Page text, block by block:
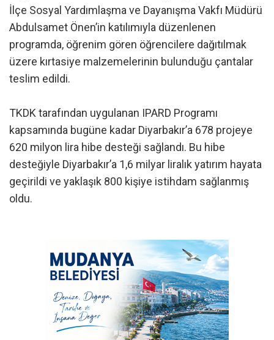
İlçe Sosyal Yardımlaşma ve Dayanışma Vakfı Müdürü
Abdulsamet Önen’in katılımıyla düzenlenen
programda, öğrenim gören öğrencilere dağıtılmak
üzere kırtasiye malzemelerinin bulunduğu çantalar
teslim edildi.
TKDK tarafından uygulanan IPARD Programı
kapsamında bugüne kadar Diyarbakır’a 678 projeye
620 milyon lira hibe desteği sağlandı. Bu hibe
desteğiyle Diyarbakır’a 1,6 milyar liralık yatırım hayata
geçirildi ve yaklaşık 800 kişiye istihdam sağlanmış
oldu.